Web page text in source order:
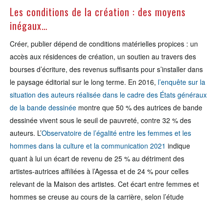
Les conditions de la création : des moyens
inégaux…
Créer, publier dépend de conditions matérielles propices : un
accès aux résidences de création, un soutien au travers des
bourses d’écriture, des revenus suffisants pour s’installer dans
le paysage éditorial sur le long terme. En 2016, l’enquête sur la
situation des auteurs réalisée dans le cadre des États généraux
de la bande dessinée montre que 50 % des autrices de bande
dessinée vivent sous le seuil de pauvreté, contre 32 % des
auteurs. L’Observatoire de l’égalité entre les femmes et les
hommes dans la culture et la communication 2021 indique
quant à lui un écart de revenu de 25 % au détriment des
artistes-autrices affiliées à l’Agessa et de 24 % pour celles
relevant de la Maison des artistes. Cet écart entre femmes et
hommes se creuse au cours de la carrière, selon l’étude